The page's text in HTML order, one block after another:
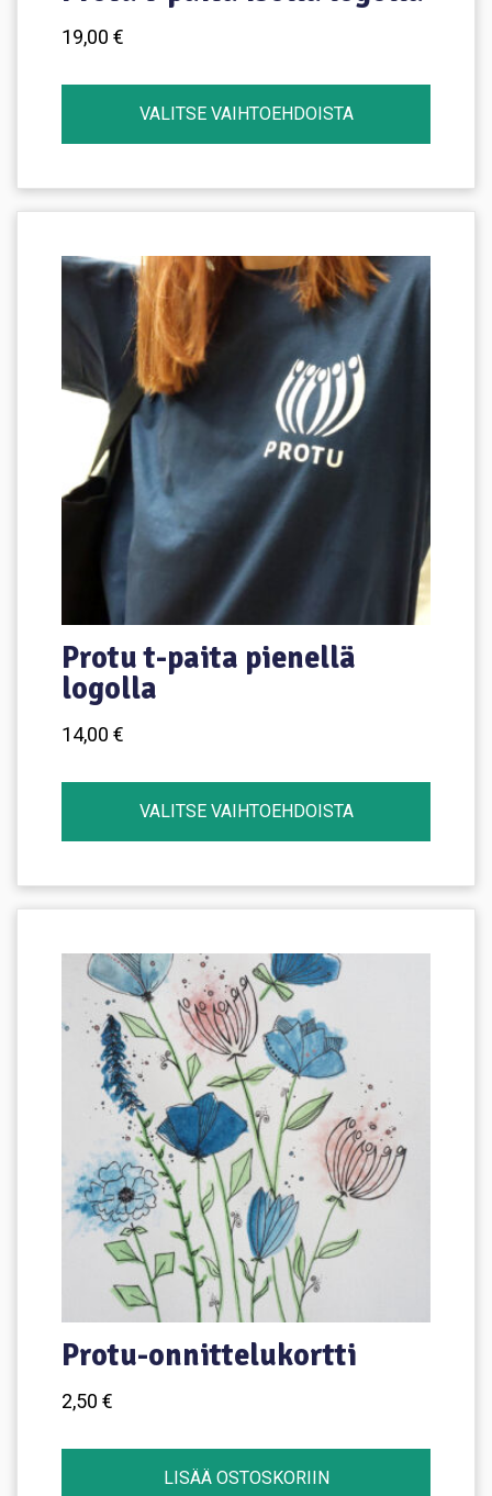
19,00 €
VALITSE VAIHTOEHDOISTA
on
muunnelma.
valinnat
tuotteen
sivulla.
Protu t-paita pienellä
logolla
14,00 €
VALITSE VAIHTOEHDOISTA
on
muunnelma.
Voit
tehdä
valinnat
tuotteen
sivulla.
Protu-onnittelukortti
2,50 €
LISÄÄ OSTOSKORIIN